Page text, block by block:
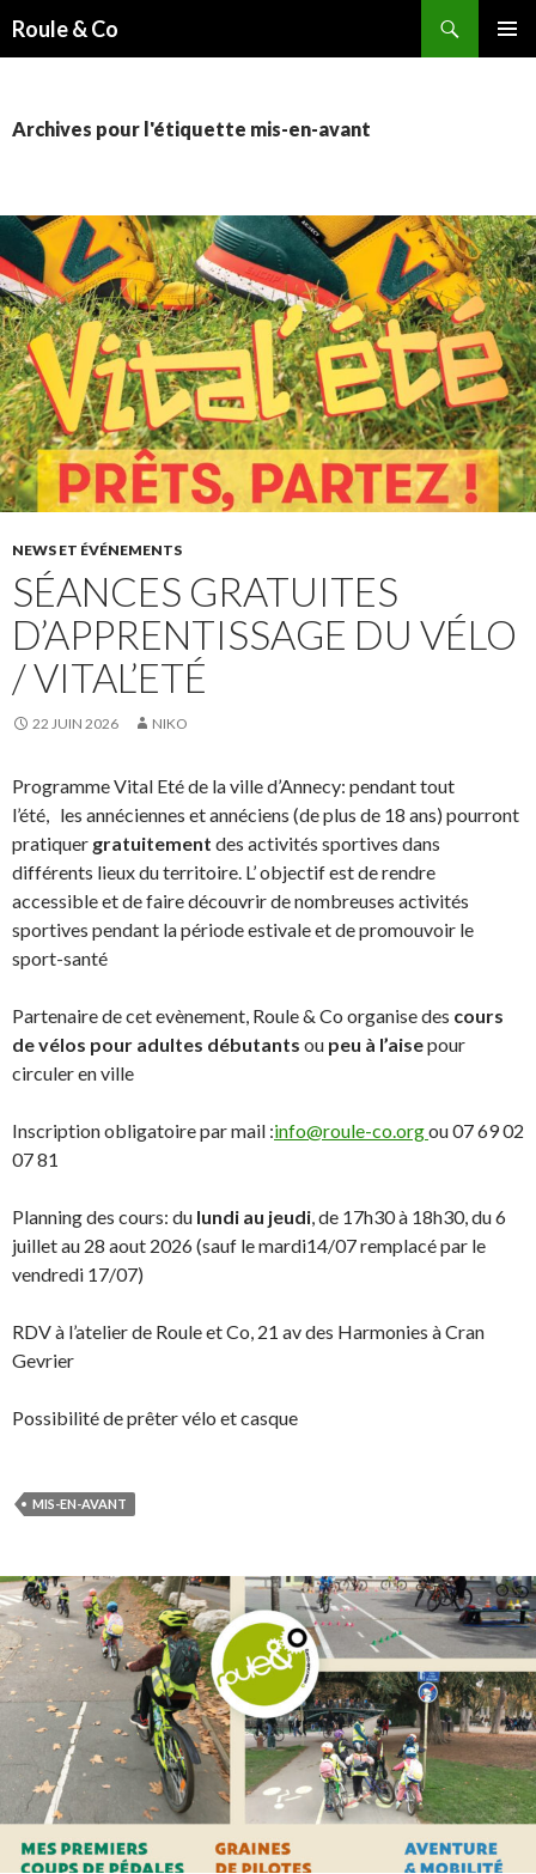
Roule & Co
PRINCIPAL
Archives pour l'étiquette mis-en-avant
NEWS ET ÉVÉNEMENTS
SÉANCES GRATUITES
D’APPRENTISSAGE DU VÉLO
/ VITAL’ETÉ
22 JUIN 2026 NIKO
Programme Vital Eté de la ville d’Annecy: pendant tout
l’été, les annéciennes et annéciens (de plus de 18 ans) pourront
pratiquer gratuitement des activités sportives dans
différents lieux du territoire. L’ objectif est de rendre
accessible et de faire découvrir de nombreuses activités
sportives pendant la période estivale et de promouvoir le
sport-santé
Partenaire de cet evènement, Roule & Co organise des cours
de vélos pour adultes débutants ou peu à l’aisepour
circuler en ville
Inscription obligatoire par mail :info@roule-co.orgou 07 69 02
07 81
Planning des cours: du lundi au jeudi, de 17h30 à 18h30, du 6
juillet au 28 aout 2026 (sauf le mardi14/07 remplacé par le
vendredi 17/07)
RDV à l’atelier de Roule et Co, 21 av des Harmonies à Cran
Gevrier
Possibilité de prêter vélo et casque
MIS-EN-AVANT